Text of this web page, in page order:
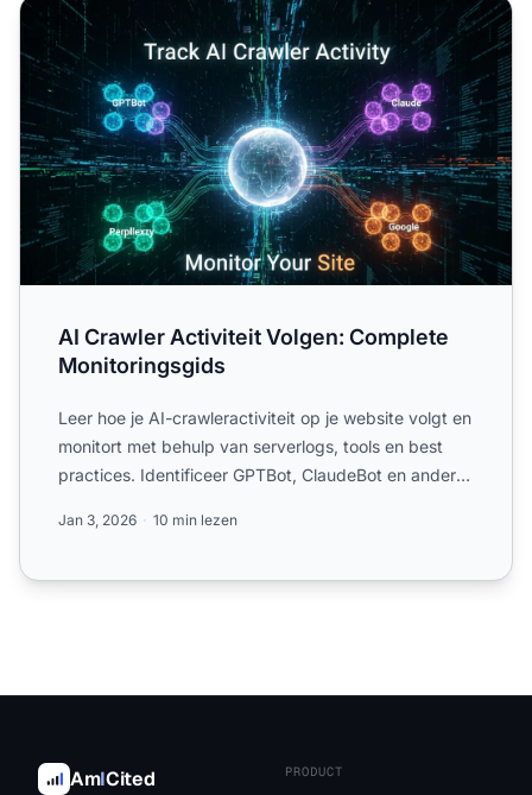
AI Crawler Activiteit Volgen: Complete Monitoringsgids
AI Crawler Activiteit Volgen: Complete
Monitoringsgids
Leer hoe je AI-crawleractiviteit op je website volgt en
monitort met behulp van serverlogs, tools en best
practices. Identificeer GPTBot, ClaudeBot en andere
Jan 3, 2026 10 min lezen
AmICited PRODUCT